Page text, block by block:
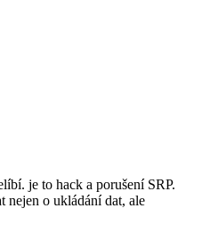
je to hack a porušení SRP.
nejen o ukládání dat, ale